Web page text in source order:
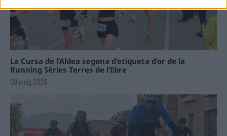
La Cursa de l’Aldea segona d’etiqueta d’or de la
Running Sèries Terres de l’Ebre
09 maig 2026